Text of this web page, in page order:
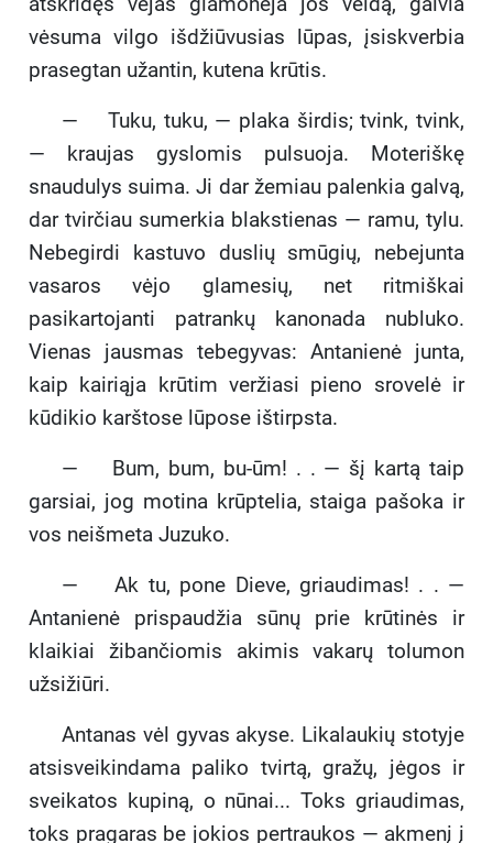
vėsuma vilgo išdžiūvusias lūpas, įsiskverbia
prasegtan užantin, kutena krūtis.
— Tuku, tuku, — plaka širdis; tvink, tvink,
— kraujas gyslomis pulsuoja. Moteriškę
snaudulys suima. Ji dar žemiau palenkia galvą,
dar tvirčiau sumerkia blakstienas — ramu, tylu.
Nebegirdi kastuvo duslių smūgių, nebejunta
vasaros vėjo glamesių, net ritmiškai
pasikartojanti patrankų kanonada nubluko.
Vienas jausmas tebegyvas: Antanienė junta,
kaip kairiąja krūtim veržiasi pieno srovelė ir
kūdikio karštose lūpose ištirpsta.
— Bum, bum, bu-ūm! . . — šį kartą taip
garsiai, jog motina krūptelia, staiga pašoka ir
vos neišmeta Juzuko.
— Ak tu, pone Dieve, griaudimas! . . —
Antanienė prispaudžia sūnų prie krūtinės ir
klaikiai žibančiomis akimis vakarų tolumon
užsižiūri.
Antanas vėl gyvas akyse. Likalaukių stotyje
atsisveikindama paliko tvirtą, gražų, jėgos ir
sveikatos kupiną, o nūnai... Toks griaudimas,
toks pragaras be jokios pertraukos — akmenį į